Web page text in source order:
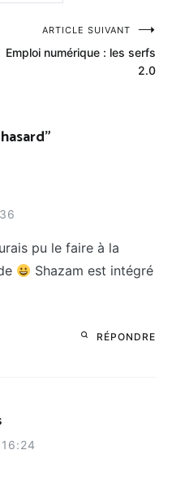
ARTICLE SUIVANT
Emploi numérique : les serfs
2.0
”
pu le faire à la
Shazam est intégré
RÉPONDRE